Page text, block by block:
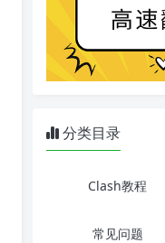
分类目录
Clash教程
常见问题